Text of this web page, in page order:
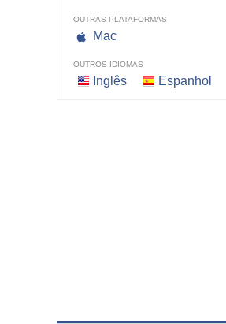
OUTRAS PLATAFORMAS
Mac
OUTROS IDIOMAS
Inglês Espanhol